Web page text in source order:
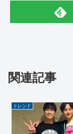
関連記事
トレンド